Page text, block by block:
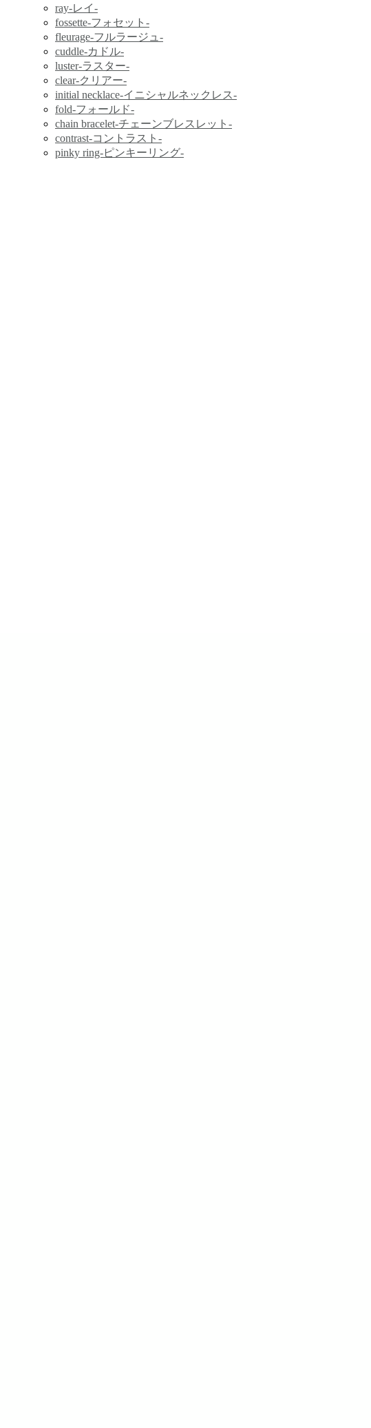
ray-レイ-
fossette-フォセット-
fleurage-フルラージュ-
cuddle-カドル-
luster-ラスター-
clear-クリアー-
initial necklace-イニシャルネックレス-
fold-フォールド-
chain bracelet-チェーンブレスレット-
contrast-コントラスト-
pinky ring-ピンキーリング-